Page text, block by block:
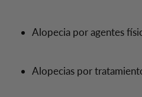
Alopecia por agentes
Alopecias por